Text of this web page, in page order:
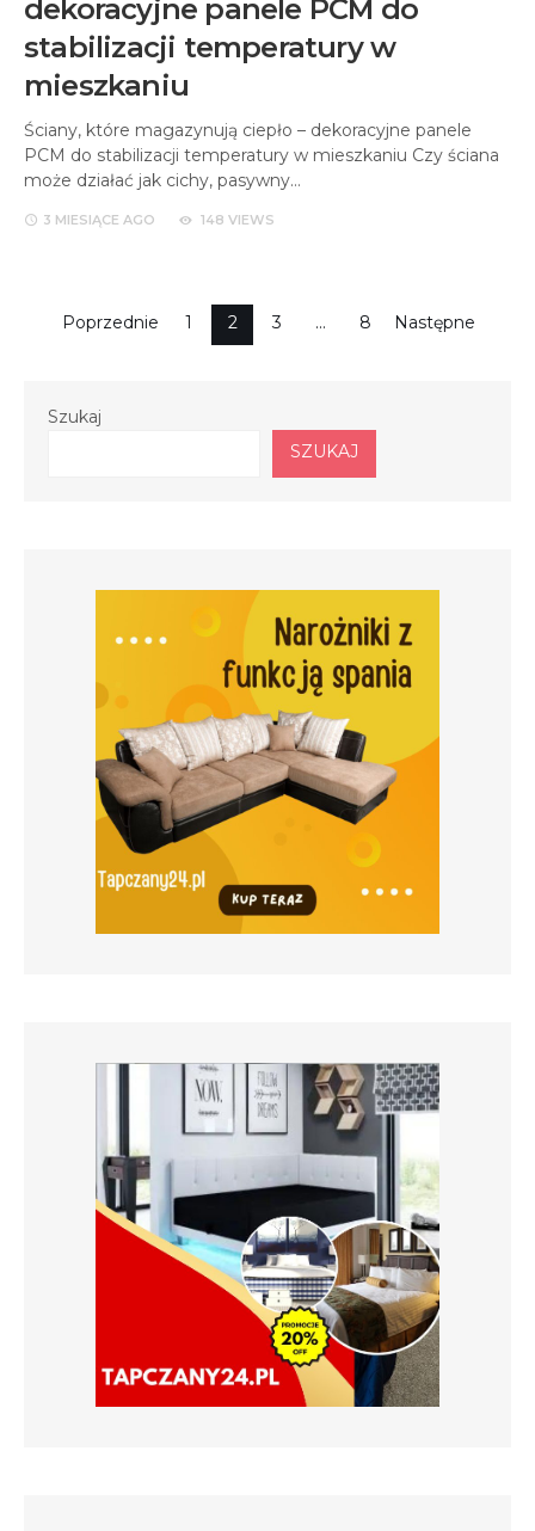
dekoracyjne panele PCM do
stabilizacji temperatury w
mieszkaniu
Ściany, które magazynują ciepło – dekoracyjne panele
PCM do stabilizacji temperatury w mieszkaniu Czy ściana
może działać jak cichy, pasywny…
3 MIESIĄCE AGO 148 VIEWS
Stronicowanie
Poprzednie 1 2 3 … 8 Następne
Szukaj
SZUKAJ